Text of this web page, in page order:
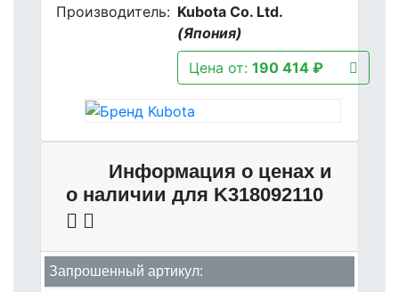
Производитель: Kubota Co. Ltd.
(Япония)
Цена от: 190 414 ₽
Информация о ценах и
о наличии для K318092110
Запрошенный артикул: